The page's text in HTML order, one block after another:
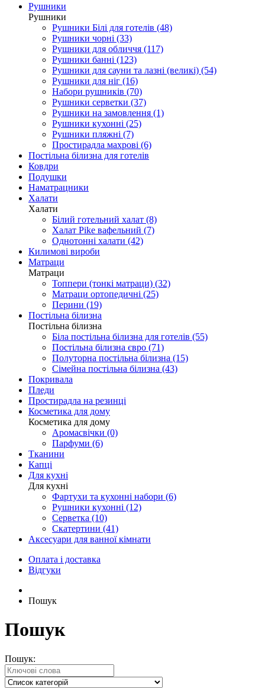
Рушники
Рушники
Рушники Білі для готелів (48)
Рушники чорні (33)
Рушники для обличчя (117)
Рушники банні (123)
Рушники для сауни та лазні (великі) (54)
Рушники для ніг (16)
Набори рушників (70)
Рушники серветки (37)
Рушники на замовлення (1)
Рушники кухонні (25)
Рушники пляжні (7)
Простирадла махрові (6)
Постільна білизна для готелів
Ковдри
Подушки
Наматрацники
Халати
Халати
Білий готельний халат (8)
Халат Pike вафельний (7)
Однотонні халати (42)
Килимові вироби
Матраци
Матраци
Топпери (тонкі матраци) (32)
Матраци ортопедичні (25)
Перини (19)
Постільна білизна
Постільна білизна
Біла постільна білизна для готелів (55)
Постільна білизна євро (71)
Полуторна постільна білизна (15)
Сімейна постільна білизна (43)
Покривала
Пледи
Простирадла на резинці
Косметика для дому
Косметика для дому
Аромасвічки (0)
Парфуми (6)
Тканини
Капці
Для кухні
Для кухні
Фартухи та кухонні набори (6)
Рушники кухонні (12)
Серветка (10)
Скатертини (41)
Аксесуари для ванної кімнати
Оплата і доставка
Відгуки
Пошук
Пошук
Пошук: